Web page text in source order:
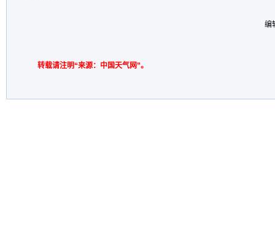
编
转载请注明“来源：中国天气网”。